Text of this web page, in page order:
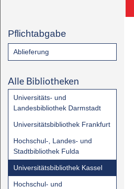
Pflichtabgabe
Ablieferung
Alle Bibliotheken
Universitäts- und
Landesbibliothek Darmstadt
Universitätsbibliothek Frankfurt
Hochschul-, Landes- und
Stadtbibliothek Fulda
Universitätsbibliothek Kassel
Hochschul- und